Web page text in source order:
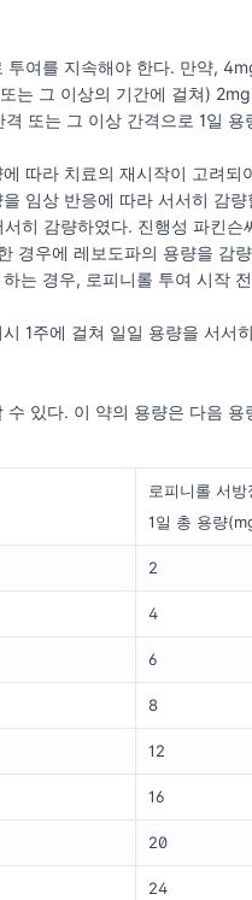
여를 지속해야 한다. 만약,
는 그 이상의 기간에 걸쳐)
또는 그 이상 간격으로 1일
따라 치료의 재시작이 고려되
임상 반응에 따라 서서히 감
히 감량하였다. 진행성 파킨
경우에 레보도파의 용량을 감
는 경우, 로피니롤 투여 시작
1주에 걸쳐 일일 용량을 서서
있다. 이 약의 용량은 다음
로피니롤 서방
1일 총 용량
2
4
6
8
12
16
20
24